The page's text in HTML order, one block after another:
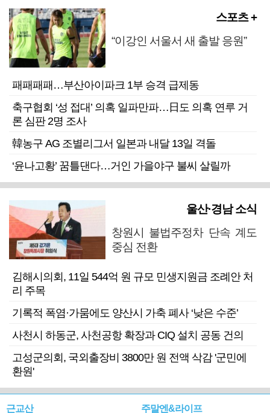
스포츠 +
“이강인 서울서 새 출발 응원”
패패패패…부산아이파크 1부 승격 급제동
축구협회 ‘성 접대’ 의혹 일파만파…日도 의혹 연루 거
론 심판 2명 조사
韓농구 AG 조별리그서 일본과 내달 13일 격돌
‘윤나고황’ 꿈틀댄다…거인 가을야구 불씨 살릴까
울산·경남 소식
창원시 불법주정차 단속 계도
중심 전환
김해시의회, 11일 544억 원 규모 민생지원금 조례안 처
리 주목
기록적 폭염·가뭄에도 양산시 가축 폐사 ‘낮은 수준’
사천시 하동군, 사천공항 확장과 CIQ 설치 공동 건의
고성군의회, 국외출장비 3800만 원 전액 삭감 '군민에
환원'
근교산 주말엔&라이프